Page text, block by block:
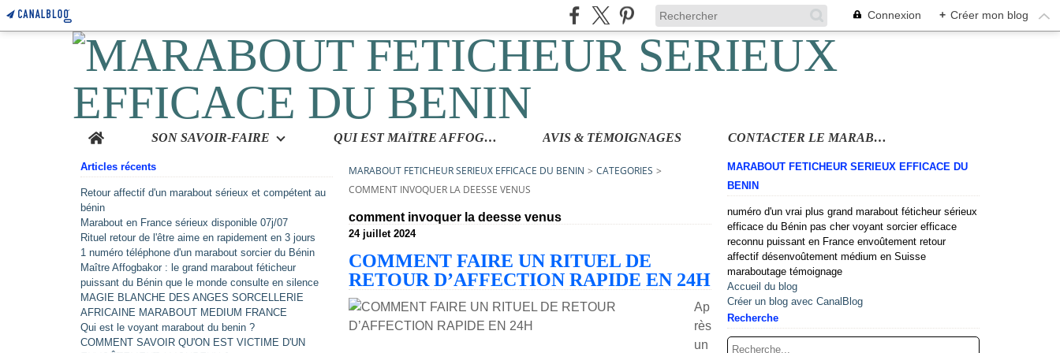
Connexion + Créer mon blog
Home SON SAVOIR-FAIRE QUI EST MAÎTRE AFFOGBAKOR AVIS & TÉMOIGNAGES CONTACTER LE MARABOUT
Articles récents
Retour affectif d'un marabout sérieux et compétent au
bénin
Marabout en France sérieux disponible 07j/07
Rituel retour de l'être aime en rapidement en 3 jours
1 numéro téléphone d'un marabout sorcier du Bénin
Maître Affogbakor : le grand marabout féticheur
puissant du Bénin que le monde consulte en silence
MAGIE BLANCHE DES ANGES SORCELLERIE
AFRICAINE MARABOUT MEDIUM FRANCE
Qui est le voyant marabout du benin ?
COMMENT SAVOIR QU'ON EST VICTIME D'UN
MARABOUT FETICHEUR SERIEUX EFFICACE DU BENIN > CATEGORIES >
COMMENT INVOQUER LA DEESSE VENUS
comment invoquer la deesse venus
24 juillet 2024
COMMENT FAIRE UN RITUEL DE
RETOUR D’AFFECTION RAPIDE EN 24H
Ap
rès
un
MARABOUT FETICHEUR SERIEUX EFFICACE DU
BENIN
numéro d'un vrai plus grand marabout féticheur sérieux
efficace du Bénin pas cher voyant sorcier efficace
reconnu puissant en France envoûtement retour
affectif désenvoûtement médium en Suisse
maraboutage témoignage
Accueil du blog
Créer un blog avec CanalBlog
Recherche